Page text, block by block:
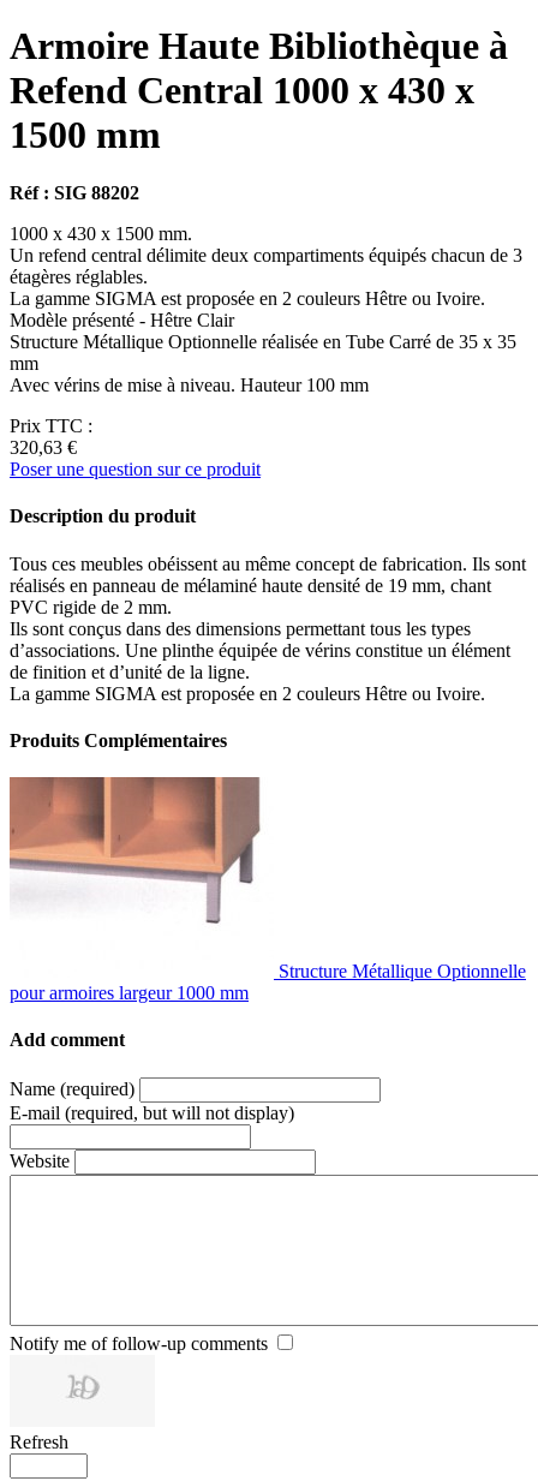
Armoire Haute Bibliothèque à
Refend Central 1000 x 430 x
1500 mm
Réf : SIG 88202
1000 x 430 x 1500 mm.
Un refend central délimite deux compartiments équipés chacun de 3
étagères réglables.
La gamme SIGMA est proposée en 2 couleurs Hêtre ou Ivoire.
Modèle présenté - Hêtre Clair
Structure Métallique Optionnelle réalisée en Tube Carré de 35 x 35
mm
Avec vérins de mise à niveau. Hauteur 100 mm
Prix TTC :
320,63 €
Poser une question sur ce produit
Description du produit
Tous ces meubles obéissent au même concept de fabrication. Ils sont
réalisés en panneau de mélaminé haute densité de 19 mm, chant
PVC rigide de 2 mm.
Ils sont conçus dans des dimensions permettant tous les types
d’associations. Une plinthe équipée de vérins constitue un élément
de finition et d’unité de la ligne.
La gamme SIGMA est proposée en 2 couleurs Hêtre ou Ivoire.
Produits Complémentaires
Structure Métallique Optionnelle
pour armoires largeur 1000 mm
Add comment
Name (required)
E-mail (required, but will not display)
Website
Notify me of follow-up comments
Refresh